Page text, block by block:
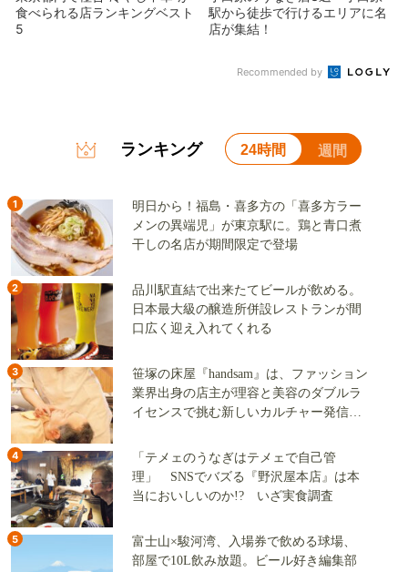
食べられる店ランキングベスト
5
駅から徒歩で行けるエリアに名
店が集結！
Recommended by
ランキング 24時間 週間
1
明日から！福島・喜多方の「喜多方ラー
メンの異端児」が東京駅に。鶏と青口煮
干しの名店が期間限定で登場
2
品川駅直結で出来たてビールが飲める。
日本最大級の醸造所併設レストランが間
口広く迎え入れてくれる
3
笹塚の床屋『handsam』は、ファッション
業界出身の店主が理容と美容のダブルラ
イセンスで挑む新しいカルチャー発信基
4
「テメェのうなぎはテメェで自己管
理」 SNSでバズる『野沢屋本店』は本
当においしいのか!? いざ実食調査
5
富士山×駿河湾、入場券で飲める球場、
部屋で10L飲み放題。ビール好き編集部